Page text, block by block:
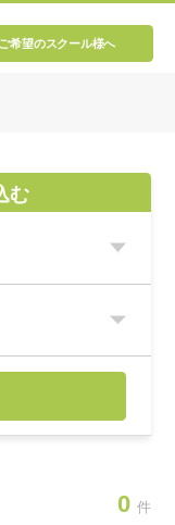
希望のスクール様へ
む
0 件